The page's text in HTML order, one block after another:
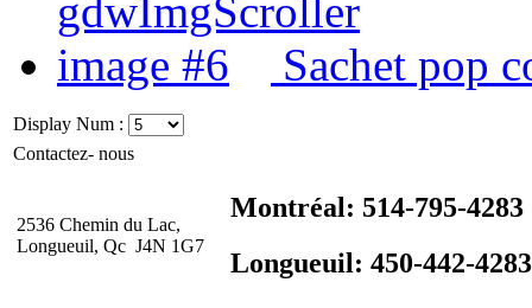
Sachet pop
Display Num :
Contactez- nous
2536 Chemin du Lac,
Longueuil, Qc J4N 1G7
Montréal: 514-795-4283
Longueuil: 450-442-4283